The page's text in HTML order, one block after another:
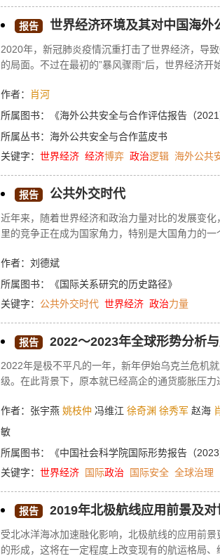
报告 世界经济环境及其对中国海外
2020年，新冠肺炎疫情沉重打击了世界经济，导
的局面。不过在最初的”暴风骤雨“后，世界经济开
的分配不平等问题，加强了其”经济主权“的意识
和政治中的影响力更加突出，中国与美国的经济
使得中国保障海外公共安全的任务变得更加复杂和
作者：
肖河
所属图书：
《海外公共安全与合作评估报告（2021
所属丛书： 海外公共安全与合作蓝皮书
关键字： 世界经济 经济博弈 政治逻辑 海外公共
报告 公共外交时代
近年来，随着世界经济和政治力量对比的发展变
里的竞争正在成为国家角力，特别是大国角力的
部门和各地区的高度重视，不仅相关部委加入公
重点大学也成立了公共外交的研究机构和人才培
么如此重视公共外交？其他国家的公共外交都有
说公共外交对中国具有更为特殊的意义？中国的
作者：刘德斌
所属图书：
《国际关系研究的历史路径》
关键字： 公共外交时代 世界经济 政治力量
报告 2022～2023年全球形势分析
2022年是极不平凡的一年，新年伊始乌克兰危机
级。在此背景下，原本就已经高企的通货膨胀压
更使得全球面临的非传统安全挑战难以解决。
变数，全球经济失速并进入衰退，乌克兰危机升
机，全球疫情出现反复。展望2023年，世界经济
步入中低速增长轨道，大国负和博弈引发全球经
为全球治理的主色调，全球人口老龄化少子化与
初级产品市场动荡加剧，全球多国政治社会矛盾
作者：张宇燕 姚枝仲 冯维江 徐奇渊 徐秀军 赵海
敏
所属图书：
《中国社会科学院国际形势报告（2023
关键字： 世界经济 国际政治 国际安全 全球治理
报告 2019年北极航线应用前景及
受北冰洋海冰加速融化影响，北极航线的应用前
的形成，这将在一定程度上改变现有的航运格局